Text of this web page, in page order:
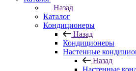
Назад
Каталог
Кондиционеры
Назад
Кондиционеры
Настенные
Назад
Настенные